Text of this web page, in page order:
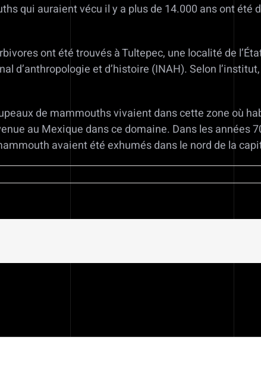
qui auraient vécu il y a plus de 14.000 ans ont
ont été trouvés à Tultepec, une localité de
d’anthropologie et d’histoire (INAH). Selon
de mammouths vivaient dans cette zone où
au Mexique dans ce domaine. Dans les années
avaient été exhumés dans le nord de la